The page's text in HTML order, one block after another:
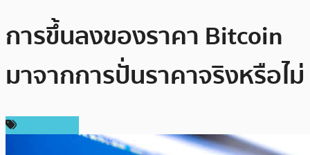
การขึ้นลงของราคา Bitcoin
มาจากการปั่นราคาจริงหรือไม่